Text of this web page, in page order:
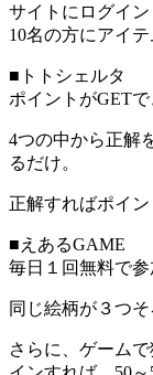
サイトにログイ
10名の方にアイ
■トトシェルタ
ポイントがGET
4つの中から正解
るだけ。
正解すればポイ
■えあるGAME
毎日１回無料で参
同じ絵柄が３つ
さらに、ゲーム